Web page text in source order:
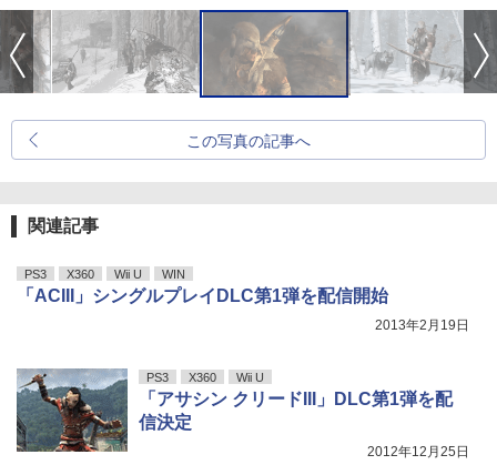
この写真の記事へ
関連記事
PS3 X360 Wii U WIN
「ACIII」シングルプレイDLC第1弾を配信開始
2013年2月19日
PS3 X360 Wii U
「アサシン クリードIII」DLC第1弾を配
信決定
2012年12月25日